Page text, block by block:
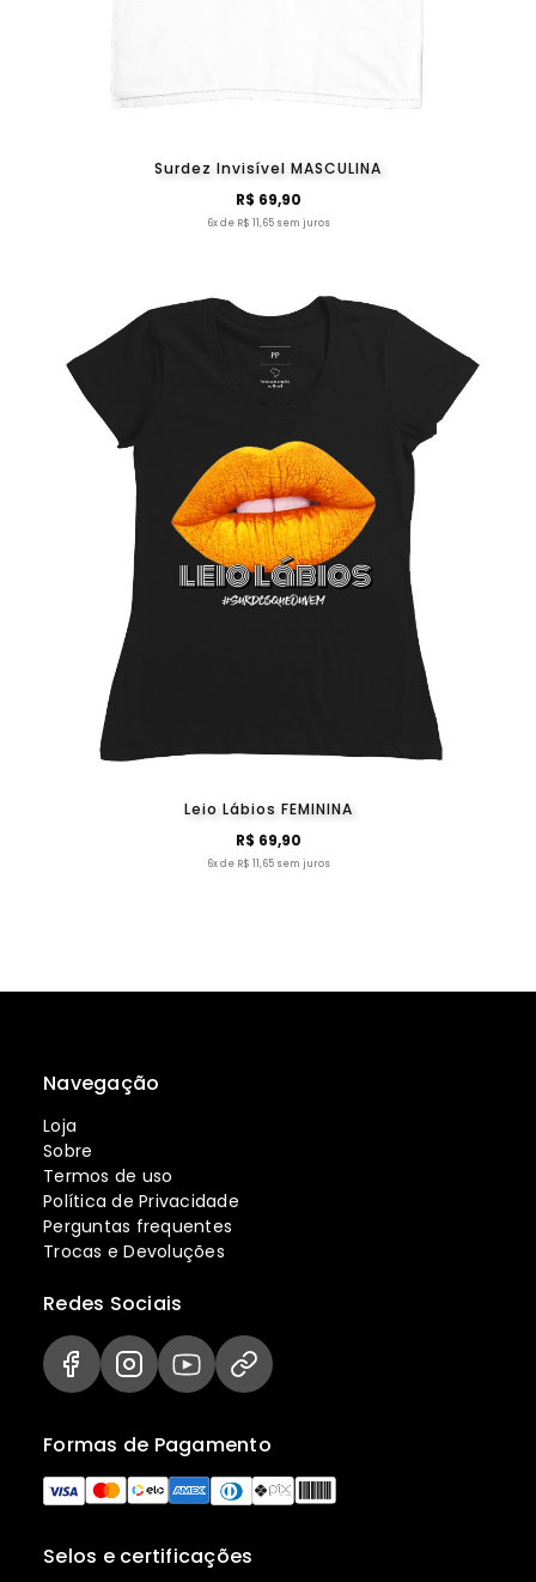
Surdez Invisível MASCULINA
R$ 69,90
6x de R$ 11,65 sem juros
Leio Lábios FEMININA
R$ 69,90
6x de R$ 11,65 sem juros
Navegação
Loja
Sobre
Termos de uso
Política de Privacidade
Perguntas frequentes
Trocas e Devoluções
Selos e certificações
Formas de Pagamento
Redes Sociais